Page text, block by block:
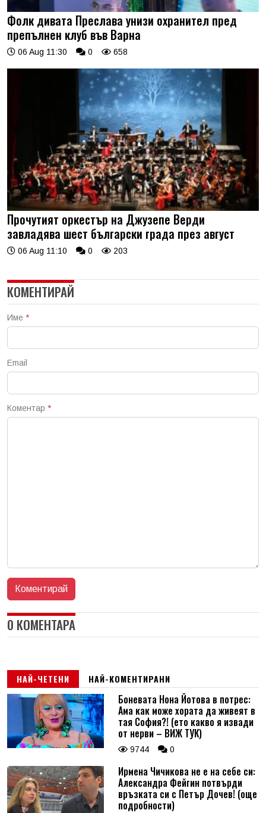
Фолк дивата Преслава унизи охранител пред
препълнен клуб във Варна
06 Aug 11:30 0 658
Прочутият оркестър на Джузепе Верди
завладява шест български града през август
06 Aug 11:10 0 203
КОМЕНТИРАЙ
Име *
Email
Коментар *
0 КОМЕНТАРА
НАЙ-ЧЕТЕНИ НАЙ-КОМЕНТИРАНИ
Боневата Нона Йотова в потрес:
Ама как може хората да живеят в
тая София?! (ето какво я извади
от нерви – ВИЖ ТУК)
9744 0
Ирмена Чичикова не е на себе си:
Александра Фейгин потвърди
връзката си с Петър Дочев! (още
подробности)